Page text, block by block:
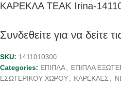
ΚΑΡΕΚΛΑ TEAK Irina-
Συνδεθείτε για να δείτε
SKU: 1411010300
Categories: ΕΠΙΠΛΑ ΕΠΙΠΛΑ
ΕΣΩΤΕΡΙΚΟΥ ΧΩΡΟΥ
ΚΑΡΕΚΛΕΣ